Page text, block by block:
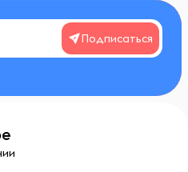
Подписаться